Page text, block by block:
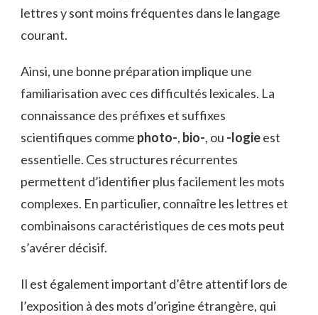
lettres y sont moins fréquentes dans le langage
courant.
Ainsi, une bonne préparation implique une
familiarisation avec ces difficultés lexicales. La
connaissance des préfixes et suffixes
scientifiques comme photo-, bio-, ou -logieest
essentielle. Ces structures récurrentes
permettent d’identifier plus facilement les mots
complexes. En particulier, connaître les lettres et
combinaisons caractéristiques de ces mots peut
s’avérer décisif.
Il est également important d’être attentif lors de
l’exposition à des mots d’origine étrangère, qui